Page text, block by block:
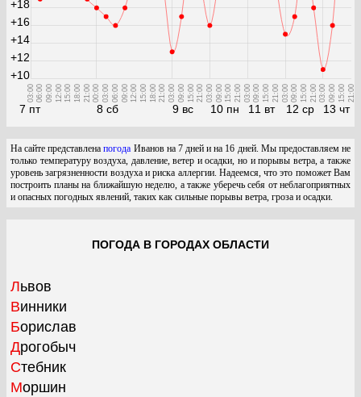
7 пт
03:0006:00 09:00 12:0015:00 18:00 21:00
8 сб
00:00 03:00 06:00 09:0012:00 15:00 18:0021:00
9 вс
03:00 09:00 15:0021:00
10 пн
03:00 09:0015:00 21:00
11 вт
03:0009:00 15:00 21:00
12 ср
03:0009:00 15:00 21:00
13 чт
03:00 09:00 15:00 21:00
+10
+12
+14
+16
+18
На сайте представленапогода Иванов на 7 дней и на 16 дней. Мы предоставляем не
только температуру воздуха, давление, ветер и осадки, но и порывы ветра, а также
уровень загрязненности воздуха и риска аллергии. Надеемся, что это поможет Вам
построить планы на ближайшую неделю, а также уберечь себя от неблагоприятных
и опасных погодных явлений, таких как сильные порывы ветра, гроза и осадки.
ПОГОДА В ГОРОДАХ ОБЛАСТИ
Львов
Винники
Борислав
Дрогобыч
Стебник
Моршин